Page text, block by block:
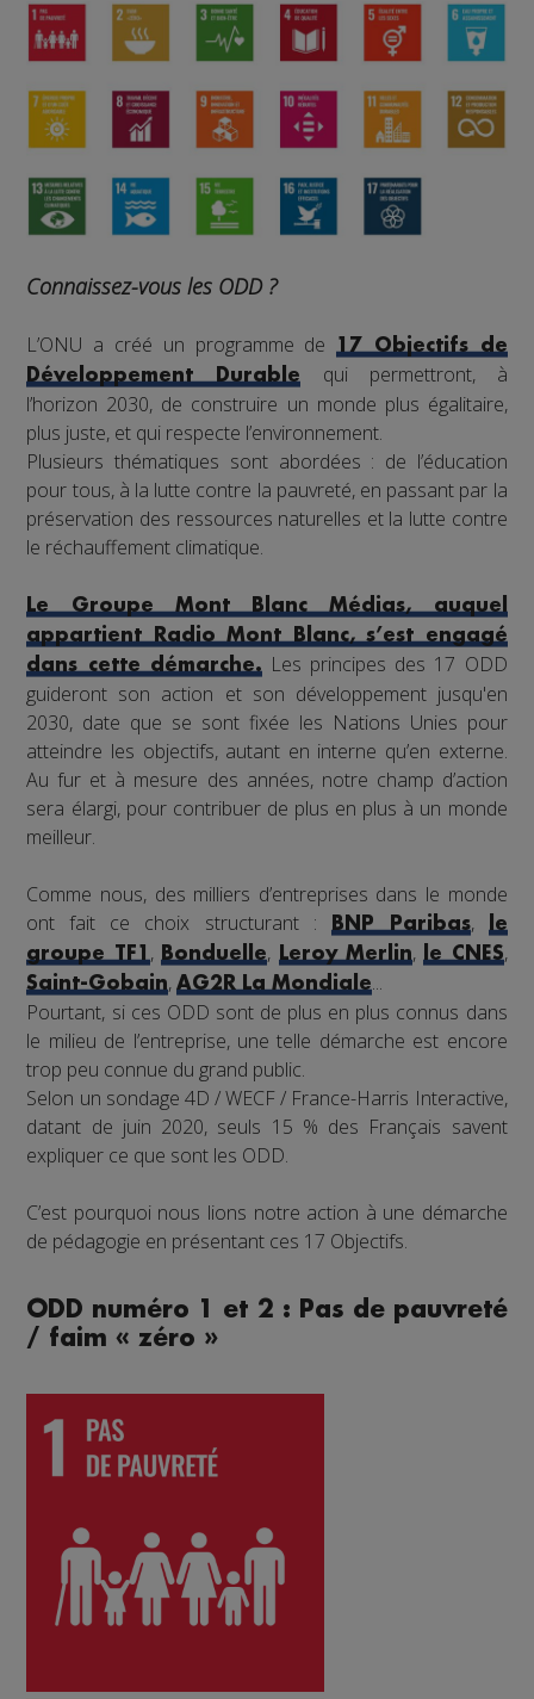
Connaissez-vous les ODD ?
L’ONU a créé un programme de17 Objectifs de
Développement Durable
qui permettront, à
l’horizon 2030, de construire un monde plus égalitaire,
plus juste, et qui respecte l’environnement.
Plusieurs thématiques sont abordées : de l’éducation
pour tous, à la lutte contre la pauvreté, en passant par la
préservation des ressources naturelles et la lutte contre
le réchauffement climatique.
Le Groupe Mont Blanc Médias, auquel
appartient Radio Mont Blanc, s’est engagé
dans cette démarche.Les principes des 17 ODD
guideront son action et son développement jusqu'en
2030, date que se sont fixée les Nations Unies pour
atteindre les objectifs, autant en interne qu’en externe.
Au fur et à mesure des années, notre champ d’action
sera élargi, pour contribuer de plus en plus à un monde
meilleur.
Comme nous, des milliers d’entreprises dans le monde
ont fait ce choix structurant :
BNP Paribas,
le
groupe TF1 , Bonduelle, Leroy Merlin, le CNES,
Saint-Gobain,AG2R La Mondiale...
Pourtant, si ces ODD sont de plus en plus connus dans
le milieu de l’entreprise, une telle démarche est encore
trop peu connue du grand public.
Selon un sondage 4D / WECF / France-Harris Interactive,
datant de juin 2020, seuls 15 % des Français savent
expliquer ce que sont les ODD.
C’est pourquoi nous lions notre action à une démarche
de pédagogie en présentant ces 17 Objectifs.
ODD numéro 1 et 2 : Pas de pauvreté
/ faim « zéro »